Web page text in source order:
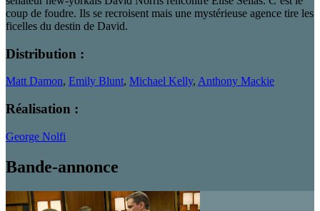
coup de foudre. Ils se recroisent mais une mystérieuse agence tire les
ficelles du destin de David.
Distribution :
Matt Damon, Emily Blunt, Michael Kelly, Anthony Mackie
Réalisation :
George Nolfi
Bande-annonce